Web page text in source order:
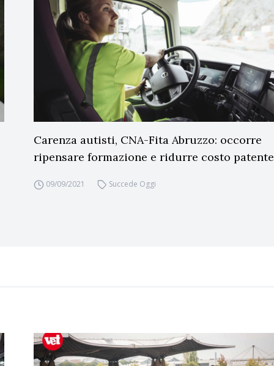
Carenza autisti, CNA-Fita Abruzzo: occorre
ripensare formazione e ridurre costo patente
09/09/2021 Succede Oggi